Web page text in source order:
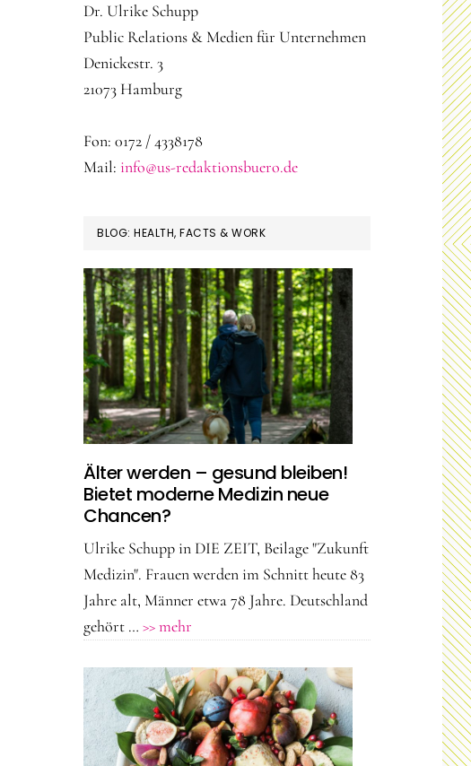
Dr. Ulrike Schupp
Public Relations & Medien für Unternehmen
Denickestr. 3
21073 Hamburg
Fon: 0172 / 4338178
Mail: info@us-redaktionsbuero.de
BLOG: HEALTH, FACTS & WORK
Älter werden – gesund bleiben!
Bietet moderne Medizin neue
Chancen?
Ulrike Schupp in DIE ZEIT, Beilage "Zukunft
Medizin". Frauen werden im Schnitt heute 83
Jahre alt, Männer etwa 78 Jahre. Deutschland
gehört … >> mehr
–
gesund
bleiben!
Bietet